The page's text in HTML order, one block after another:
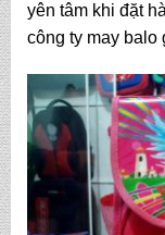
yên tâm khi đặt
công ty may balo